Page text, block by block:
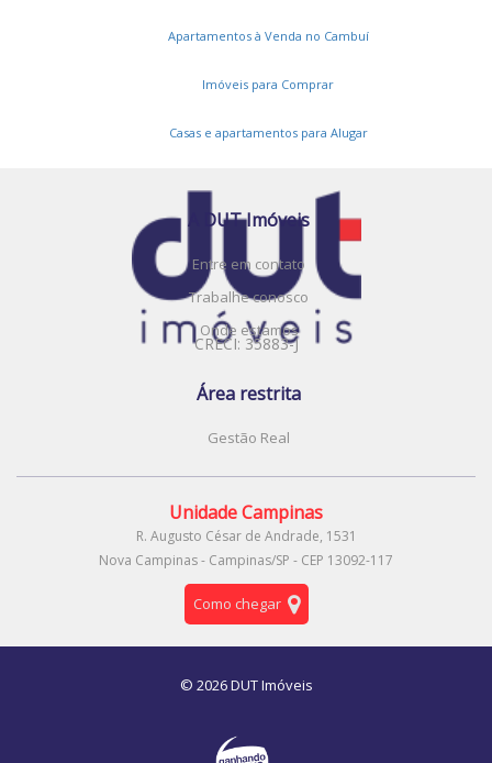
Apartamentos à Venda no Cambuí
Imóveis para Comprar
Casas e apartamentos para Alugar
CRECI: 35883-J
Serviços
Cadastros e Propostas
A DUT Imóveis
Entre em contato
Trabalhe conosco
Onde estamos
Área restrita
Gestão Real
Unidade Campinas
R. Augusto César de Andrade, 1531
Nova Campinas - Campinas/SP - CEP 13092-117
Como chegar
© 2026 DUT Imóveis